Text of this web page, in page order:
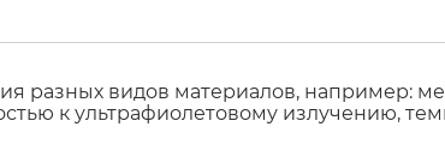
разных видов материалов, например:
к ультрафиолетовому излучению,